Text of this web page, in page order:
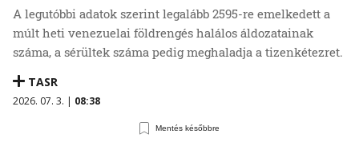
A legutóbbi adatok szerint legalább 2595-re emelkedett a
múlt heti venezuelai földrengés halálos áldozatainak
száma, a sérültek száma pedig meghaladja a tizenkétezret.
TASR
2026. 07. 3. | 08:38
Mentés későbbre